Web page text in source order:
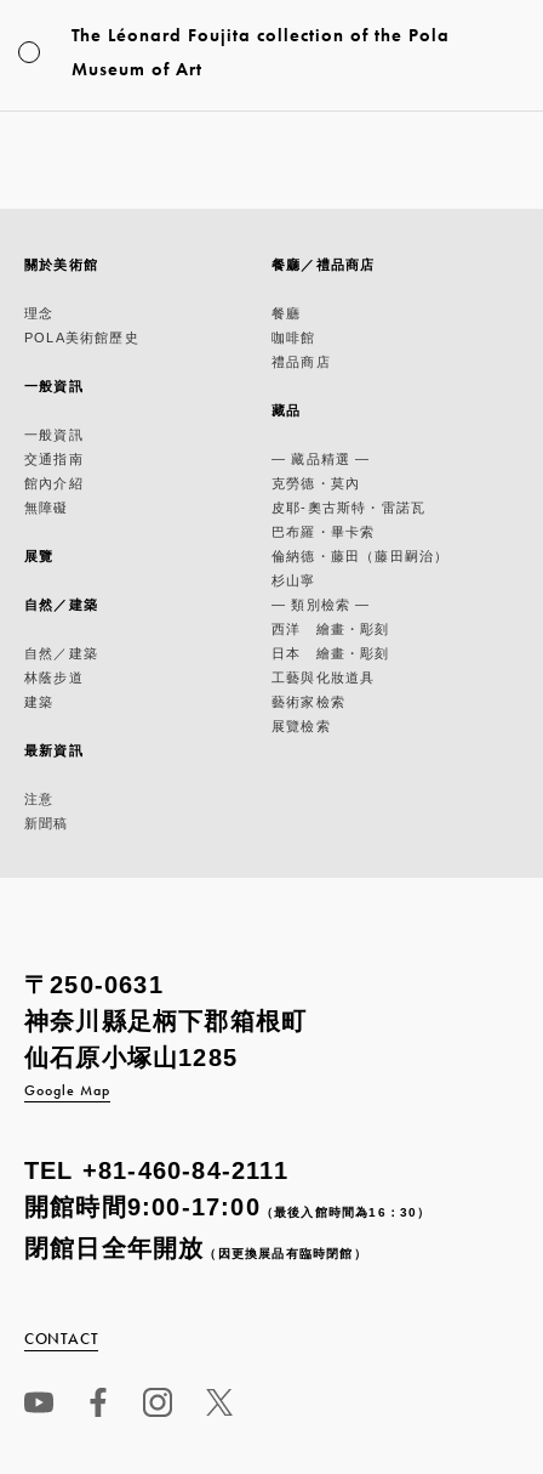
The Léonard Foujita collection of the Pola
Museum of Art
關於美術館
理念
POLA美術館歷史
一般資訊
一般資訊
交通指南
館內介紹
無障礙
展覽
自然／建築
自然／建築
林蔭步道
建築
最新資訊
注意
新聞稿
餐廳／禮品商店
餐廳
咖啡館
禮品商店
藏品
— 藏品精選 —
克勞德・莫內
皮耶-奧古斯特・雷諾瓦
巴布羅・畢卡索
倫納德・藤田（藤田嗣治）
杉山寧
— 類別檢索 —
西洋 繪畫・彫刻
日本 繪畫・彫刻
工藝與化妝道具
藝術家檢索
展覽檢索
〒250-0631
神奈川縣足柄下郡箱根町
仙石原小塚山1285
Google Map
TEL +81-460-84-2111
開館時間9:00-17:00 （最後入館時間為16：30）
閉館日全年開放 （因更換展品有臨時閉館）
CONTACT